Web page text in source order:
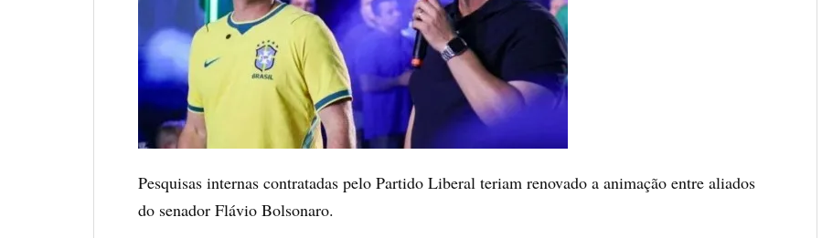
Pesquisas internas contratadas pelo Partido Liberal teriam renovado a animação entre aliados
do senador Flávio Bolsonaro.